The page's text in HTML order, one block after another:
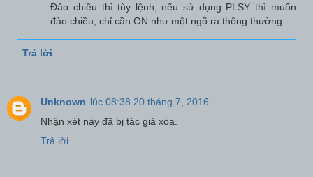
Đảo chiều thì tùy lệnh, nếu sử dụng PLSY thì muốn
đảo chiều, chỉ cần ON như một ngõ ra thông thường.
Trả lời
Unknown lúc 08:38 20 tháng 7, 2016
Nhận xét này đã bị tác giả xóa.
Trả lời